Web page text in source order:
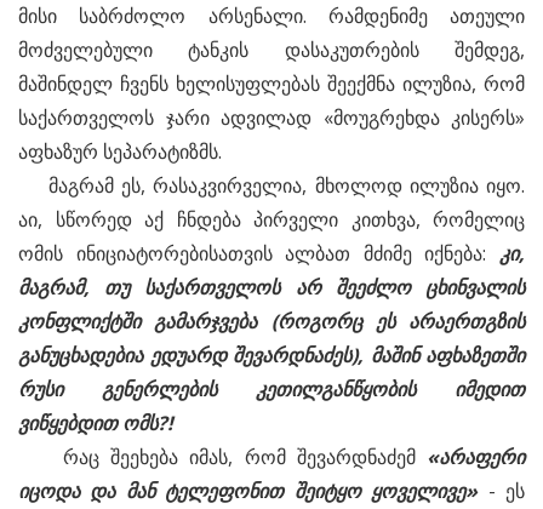
მისი საბრძოლო არსენალი. რამდენიმე ათეული
მოძველებული ტანკის დასაკუთრების შემდეგ,
მაშინდელ ჩვენს ხელისუფლებას შეექმნა ილუზია, რომ
საქართველოს ჯარი ადვილად «მოუგრეხდა კისერს»
აფხაზურ სეპარატიზმს.
მაგრამ ეს, რასაკვირველია, მხოლოდ ილუზია იყო.
აი, სწორედ აქ ჩნდება პირველი კითხვა, რომელიც
ომის ინიციატორებისათვის ალბათ მძიმე იქნება: კი,
მაგრამ, თუ საქართველოს არ შეეძლო ცხინვალის
კონფლიქტშიგამარჯვება (როგორც ეს არაერთგზის
განუცხადებია ედუარდშევარდნაძეს), მაშინაფხაზეთში
რუსი გენერლების კეთილგანწყობის იმედით
ვიწყებდითომს?!
რაც შეეხება იმას, რომ შევარდნაძემ «არაფერი
იცოდა და მან ტელეფონით შეიტყოყოველივე»- ეს